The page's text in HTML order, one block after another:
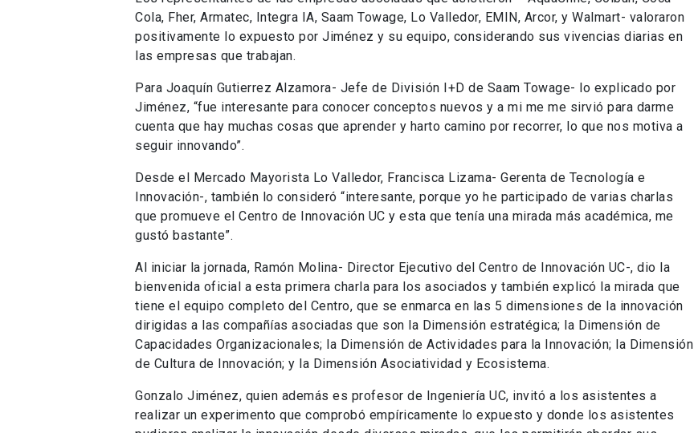
Cola, Fher, Armatec, Integra IA, Saam Towage, Lo Valledor, EMIN, Arcor, y Walmart- valoraron
positivamente lo expuesto por Jiménez y su equipo, considerando sus vivencias diarias en
las empresas que trabajan.
Para Joaquín Gutierrez Alzamora- Jefe de División I+D de Saam Towage- lo explicado por
Jiménez, “fue interesante para conocer conceptos nuevos y a mi me me sirvió para darme
cuenta que hay muchas cosas que aprender y harto camino por recorrer, lo que nos motiva a
seguir innovando”.
Desde el Mercado Mayorista Lo Valledor, Francisca Lizama- Gerenta de Tecnología e
Innovación-, también lo consideró “interesante, porque yo he participado de varias charlas
que promueve el Centro de Innovación UC y esta que tenía una mirada más académica, me
gustó bastante”.
Al iniciar la jornada, Ramón Molina- Director Ejecutivo del Centro de Innovación UC-, dio la
bienvenida oficial a esta primera charla para los asociados y también explicó la mirada que
tiene el equipo completo del Centro, que se enmarca en las 5 dimensiones de la innovación
dirigidas a las compañías asociadas que son la Dimensión estratégica; la Dimensión de
Capacidades Organizacionales; la Dimensión de Actividades para la Innovación; la Dimensión
de Cultura de Innovación; y la Dimensión Asociatividad y Ecosistema.
Gonzalo Jiménez, quien además es profesor de Ingeniería UC, invitó a los asistentes a
realizar un experimento que comprobó empíricamente lo expuesto y donde los asistentes